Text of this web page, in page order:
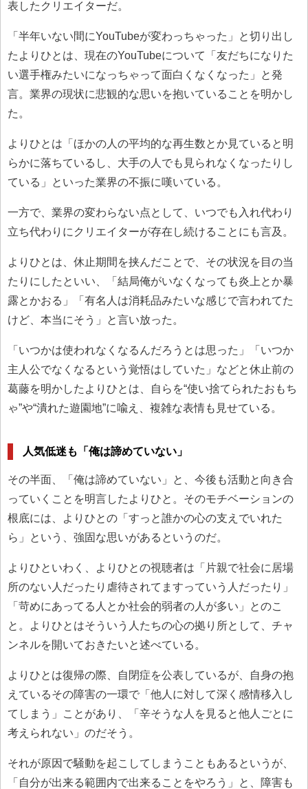
表したクリエイターだ。
「半年いない間にYouTubeが変わっちゃった」と切り出し
たよりひとは、現在のYouTubeについて「友だちになりた
い選手権みたいになっちゃって面白くなくなった」と発
言。業界の現状に悲観的な思いを抱いていることを明かし
た。
よりひとは「ほかの人の平均的な再生数とか見ていると明
らかに落ちているし、大手の人でも見られなくなったりし
ている」といった業界の不振に嘆いている。
一方で、業界の変わらない点として、いつでも入れ代わり
立ち代わりにクリエイターが存在し続けることにも言及。
よりひとは、休止期間を挟んだことで、その状況を目の当
たりにしたといい、「結局俺がいなくなっても炎上とか暴
露とかおる」「有名人は消耗品みたいな感じで言われてた
けど、本当にそう」と言い放った。
「いつかは使われなくなるんだろうとは思った」「いつか
主人公でなくなるという覚悟はしていた」などと休止前の
葛藤を明かしたよりひとは、自らを“使い捨てられたおもち
ゃ”や“潰れた遊園地”に喩え、複雑な表情も見せている。
人気低迷も「俺は諦めていない」
その半面、「俺は諦めていない」と、今後も活動と向き合
っていくことを明言したよりひと。そのモチベーションの
根底には、よりひとの「すっと誰かの心の支えでいれた
ら」という、強固な思いがあるというのだ。
よりひといわく、よりひとの視聴者は「片親で社会に居場
所のない人だったり虐待されてますっていう人だったり」
「苛めにあってる人とか社会的弱者の人が多い」とのこ
と。よりひとはそういう人たちの心の拠り所として、チャ
ンネルを開いておきたいと述べている。
よりひとは復帰の際、自閉症を公表しているが、自身の抱
えているその障害の一環で「他人に対して深く感情移入し
てしまう」ことがあり、「辛そうな人を見ると他人ごとに
考えられない」のだそう。
それが原因で騒動を起こしてしまうこともあるというが、
「自分が出来る範囲内で出来ることをやろう」と、障害も